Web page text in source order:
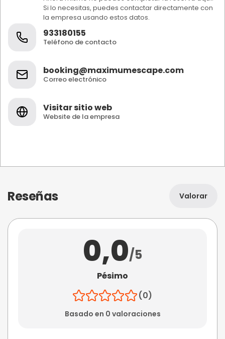
Si lo necesitas, puedes contactar directamente con
la empresa usando estos datos.
933180155
Teléfono de contacto
booking@maximumescape.com
Correo electrónico
Visitar sitio web
Website de la empresa
Reseñas Valorar
0,0/5
Pésimo
(0)
Basado en 0 valoraciones